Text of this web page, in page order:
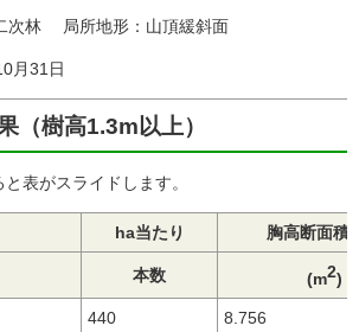
次林 局所地形：山頂緩斜面
月31日
（樹高1.3m以上）
表がスライドします。
ha当たり 胸高断面積
本数 (m2)
440 8.756